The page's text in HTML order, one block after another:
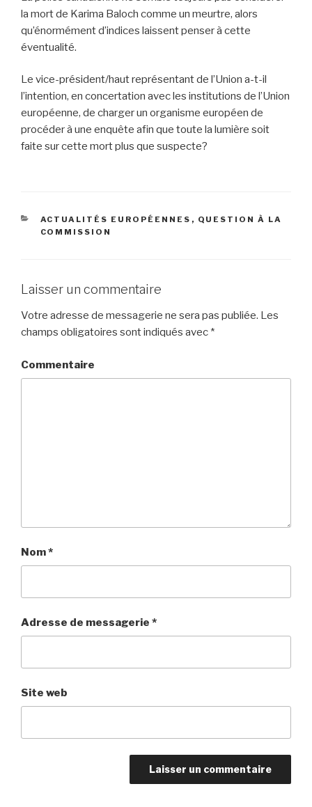
la mort de Karima Baloch comme un meurtre, alors
qu’énormément d’indices laissent penser à cette
éventualité.
Le vice-président/haut représentant de l’Union a-t-il
l’intention, en concertation avec les institutions de l’Union
européenne, de charger un organisme européen de
procéder à une enquête afin que toute la lumière soit
faite sur cette mort plus que suspecte?
CATÉGORIES
ACTUALITÉS EUROPÉENNES , QUESTION À LA
COMMISSION
Laisser un commentaire
Votre adresse de messagerie ne sera pas publiée. Les
champs obligatoires sont indiqués avec *
Commentaire
Nom*
Adresse de messagerie *
Site web